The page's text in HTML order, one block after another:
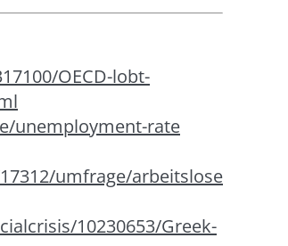
OECD-lobt-
unemployment-rate
umfrage/arbeitslose
10230653/Greek-